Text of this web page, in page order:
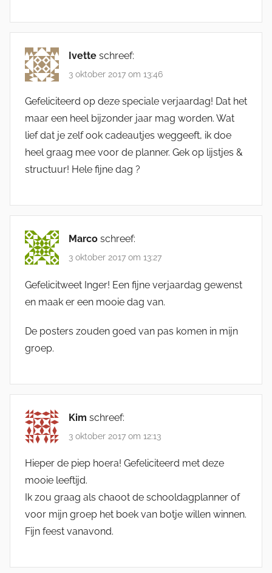
Ivette schreef:
3 oktober 2017 om 13:46
Gefeliciteerd op deze speciale verjaardag! Dat het
maar een heel bijzonder jaar mag worden. Wat
lief dat je zelf ook cadeautjes weggeeft, ik doe
heel graag mee voor de planner. Gek op lijstjes &
structuur! Hele fijne dag ?
Marco schreef:
3 oktober 2017 om 13:27
Gefelicitweet Inger! Een fijne verjaardag gewenst
en maak er een mooie dag van.
De posters zouden goed van pas komen in mijn
groep.
Kim schreef:
3 oktober 2017 om 12:13
Hieper de piep hoera! Gefeliciteerd met deze
mooie leeftijd.
Ik zou graag als chaoot de schooldagplanner of
voor mijn groep het boek van botje willen winnen.
Fijn feest vanavond.